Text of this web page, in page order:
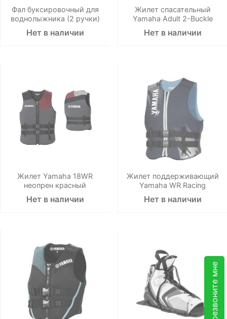
Перезвоните мне
Фал буксировочный для
воднолыжника (2 ручки)
Нет в наличии
Жилет спасательный
Yamaha Adult 2-Buckle
Нет в наличии
Жилет Yamaha 18WR
неопрен красный
Нет в наличии
Жилет поддерживающий
Yamaha WR Racing
Нет в наличии